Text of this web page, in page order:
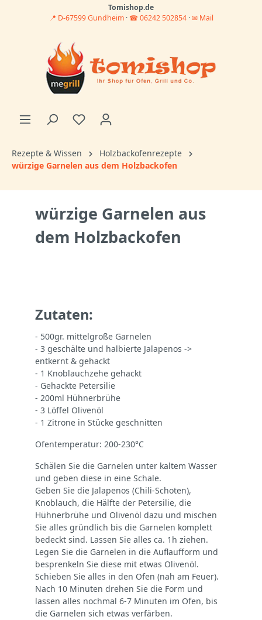
Tomishop.de
📍 D-67599 Gundheim · ☎ 06242 502854·✉ Mail
Rezepte & Wissen
Holzbackofenrezepte
würzige Garnelen aus dem Holzbackofen
würzige Garnelen aus
dem Holzbackofen
Zutaten:
- 500gr. mittelgroße Garnelen
- 3 geschälte und halbierte Jalapenos ->
entkernt & gehackt
- 1 Knoblauchzehe gehackt
- Gehackte Petersilie
- 200ml Hühnerbrühe
- 3 Löffel Olivenöl
- 1 Zitrone in Stücke geschnitten
Ofentemperatur: 200-230°C
Schälen Sie die Garnelen unter kaltem Wasser
und geben diese in eine Schale.
Geben Sie die Jalapenos (Chili-Schoten),
Knoblauch, die Hälfte der Petersilie, die
Hühnerbrühe und Olivenöl dazu und mischen
Sie alles gründlich bis die Garnelen komplett
bedeckt sind. Lassen Sie alles ca. 1h ziehen.
Legen Sie die Garnelen in die Auflaufform und
besprenkeln Sie diese mit etwas Olivenöl.
Schieben Sie alles in den Ofen (nah am Feuer).
Nach 10 Minuten drehen Sie die Form und
lassen alles nochmal 6-7 Minuten im Ofen, bis
die Garnelen sich etwas verfärben.